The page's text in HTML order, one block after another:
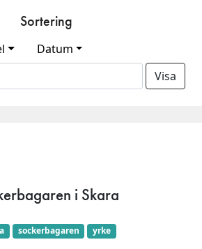
Sortering
Datum
Visa
i Skara
sockerbagaren yrke